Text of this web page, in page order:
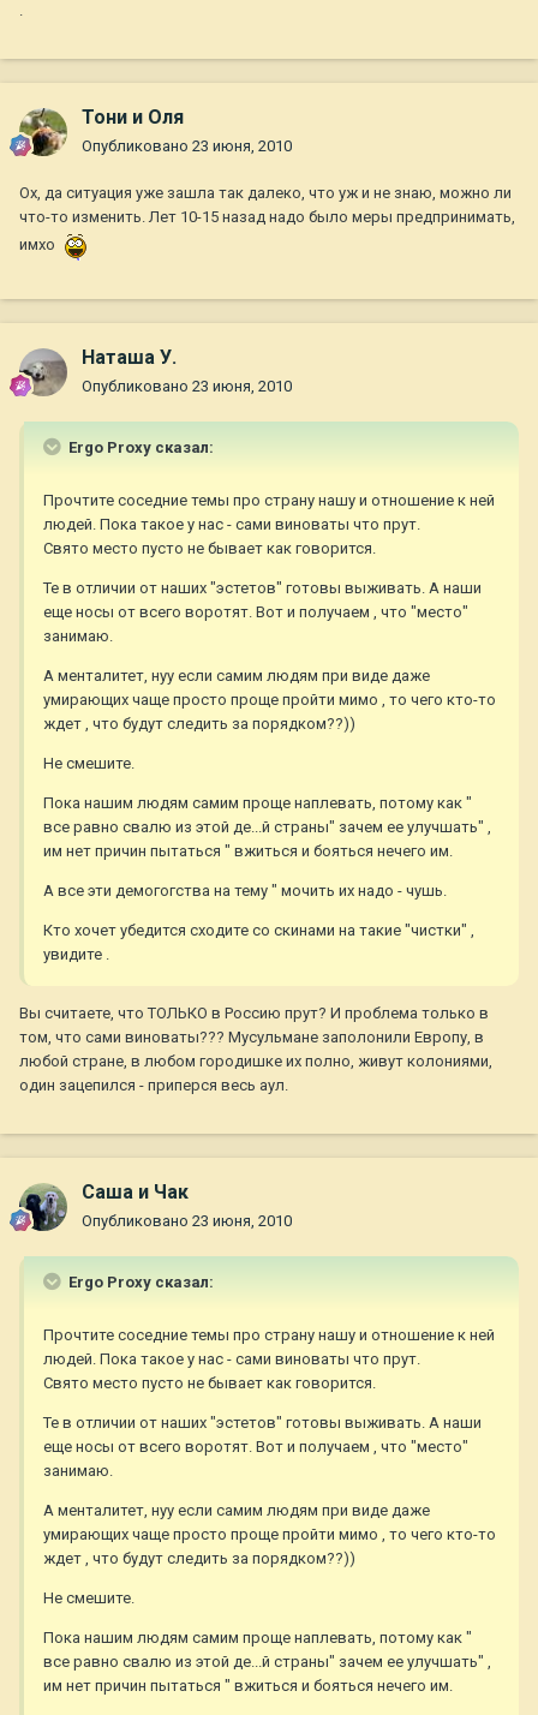
.
Тони и Оля
Опубликовано 23 июня, 2010
Ох, да ситуация уже зашла так далеко, что уж и не знаю, можно ли
что-то изменить. Лет 10-15 назад надо было меры предпринимать,
имхо
Наташа У.
Опубликовано 23 июня, 2010
Ergo Proxy сказал:
Прочтите соседние темы про страну нашу и отношение к ней
людей. Пока такое у нас - сами виноваты что прут.
Свято место пусто не бывает как говорится.
Те в отличии от наших "эстетов" готовы выживать. А наши
еще носы от всего воротят. Вот и получаем , что "место"
занимаю.
А менталитет, нуу если самим людям при виде даже
умирающих чаще просто проще пройти мимо , то чего кто-то
ждет , что будут следить за порядком??))
Не смешите.
Пока нашим людям самим проще наплевать, потому как "
все равно свалю из этой де...й страны" зачем ее улучшать" ,
им нет причин пытаться " вжиться и бояться нечего им.
А все эти демогогства на тему " мочить их надо - чушь.
Кто хочет убедится сходите со скинами на такие "чистки" ,
увидите .
Вы считаете, что ТОЛЬКО в Россию прут? И проблема только в
том, что сами виноваты??? Мусульмане заполонили Европу, в
любой стране, в любом городишке их полно, живут колониями,
один зацепился - приперся весь аул.
Саша и Чак
Опубликовано 23 июня, 2010
Ergo Proxy сказал:
Прочтите соседние темы про страну нашу и отношение к ней
людей. Пока такое у нас - сами виноваты что прут.
Свято место пусто не бывает как говорится.
Те в отличии от наших "эстетов" готовы выживать. А наши
еще носы от всего воротят. Вот и получаем , что "место"
занимаю.
А менталитет, нуу если самим людям при виде даже
умирающих чаще просто проще пройти мимо , то чего кто-то
ждет , что будут следить за порядком??))
Не смешите.
Пока нашим людям самим проще наплевать, потому как "
все равно свалю из этой де...й страны" зачем ее улучшать" ,
им нет причин пытаться " вжиться и бояться нечего им.